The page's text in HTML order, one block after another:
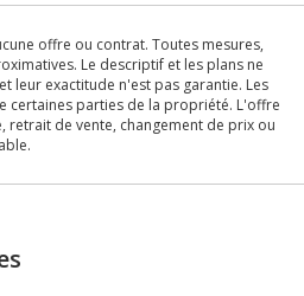
offre ou contrat. Toutes mesures,
Le descriptif et les plans ne
leur exactitude n'est pas garantie. Les
certaines parties de la propriété. L'offre
retrait de vente, changement de prix ou